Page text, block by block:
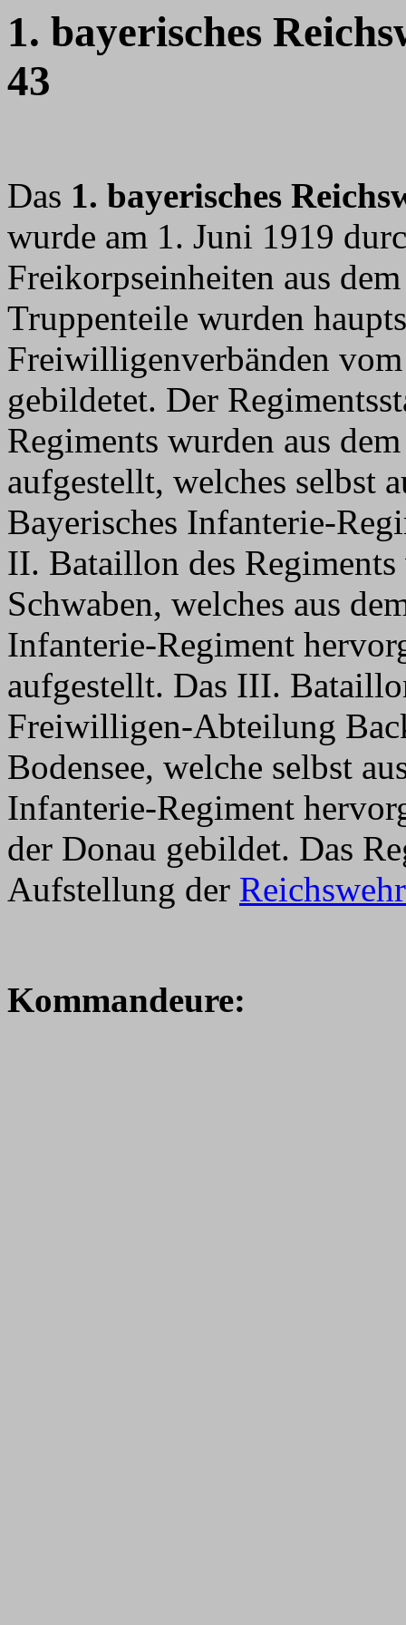
1. bayerisches
43
Das 1. bayerisches
wurde am 1. Juni 1919
Freikorpseinheiten aus
Truppenteile wurden
Freiwilligenverbänden
gebildetet. Der
Regiments wurden aus
aufgestellt, welches selbst
Bayerisches Infanterie-
II. Bataillon des
Schwaben, welches aus
Infanterie-Regiment
aufgestellt. Das III.
Freiwilligen-Abteilung
Bodensee, welche selbst
Infanterie-Regiment
der Donau gebildet. Das
Aufstellung der
Kommandeure: